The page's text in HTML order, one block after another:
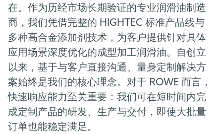
在。作为历经市场长期验证的专业润滑油制造
商，我们凭借完整的 HIGHTEC 标准产品线与
多种高合金添加剂技术，为客户提供针对具体
应用场景深度优化的成型加工润滑油。自创立
以来，基于与客户直接沟通、量身定制解决方
案始终是我们的核心理念。对于 ROWE 而言，
快速响应能力至关重要：我们可在短时间内完
成定制产品的研发、生产与交付，即使大批量
订单也能稳定满足。